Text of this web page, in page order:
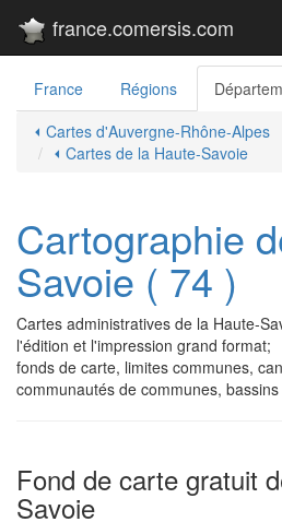
france.comersis.com
France Régions
⏴ Cartes d'Auvergne-Rhône-Alpes
⏴ Cartes de la Haute-Savoie
Cartographie
Savoie ( 74 )
Cartes administratives de la Haute-
l'édition et l'impression grand format;
fonds de carte, limites communes,
communautés de communes,
Fond de carte gratuit
Savoie